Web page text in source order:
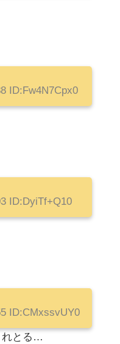
ID:Fw4N7Cpx0
ID:DyiTf+Q10
ID:CMxssvUY0
れとる…